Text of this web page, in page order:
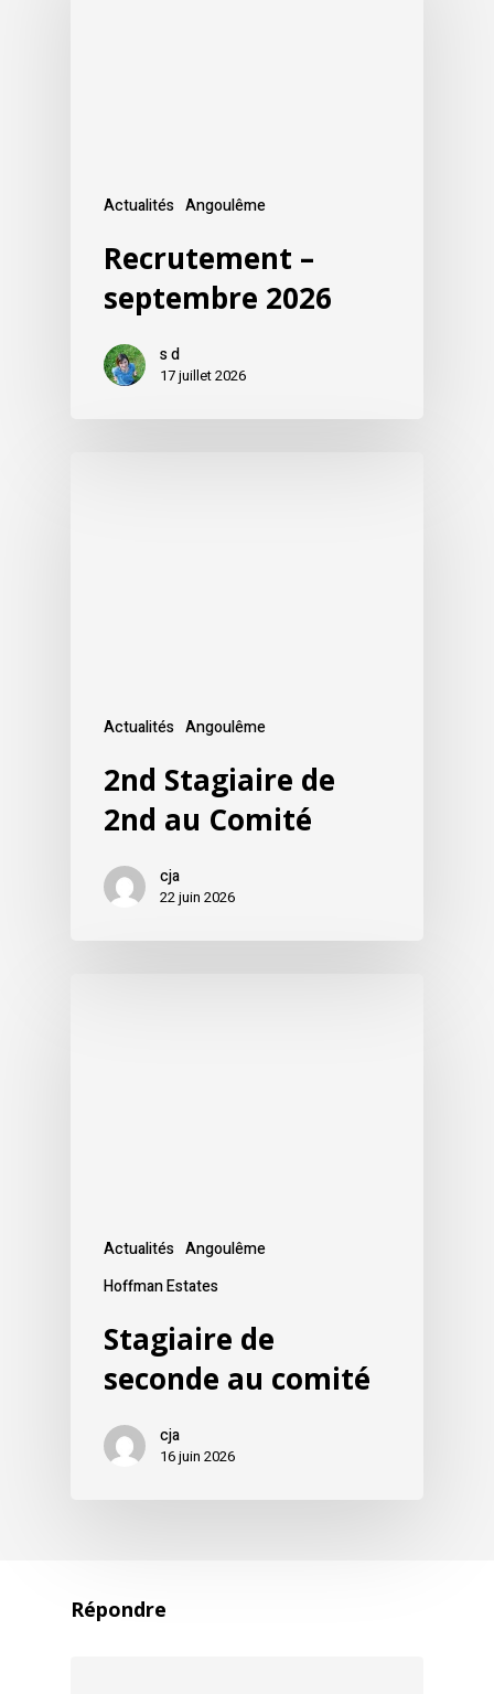
Actualités Angoulême
Recrutement –
septembre 2026
s d
17 juillet 2026
Actualités Angoulême
2nd Stagiaire de
2nd au Comité
cja
22 juin 2026
Actualités Angoulême
Hoffman Estates
Stagiaire de
seconde au comité
cja
16 juin 2026
Répondre